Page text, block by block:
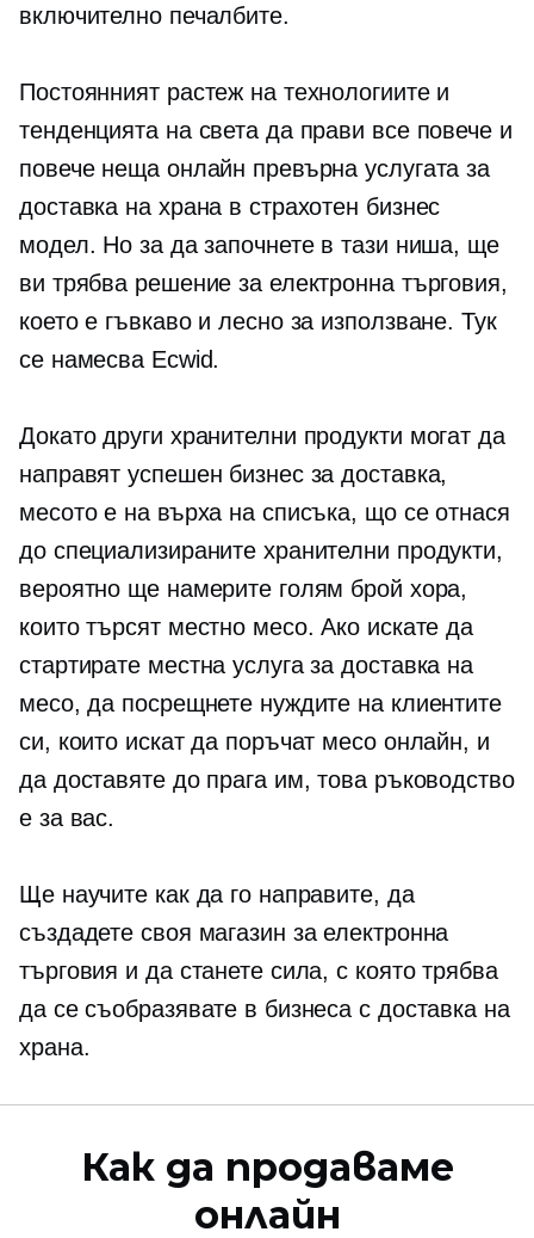
включително печалбите.
Постоянният растеж на технологиите и
тенденцията на света да прави все повече и
повече неща онлайн превърна услугата за
доставка на храна в страхотен бизнес
модел. Но за да започнете в тази ниша, ще
ви трябва решение за електронна търговия,
което е гъвкаво и лесно за използване. Тук
се намесва Ecwid.
Докато други хранителни продукти могат да
направят успешен бизнес за доставка,
месото е на върха на списъка, що се отнася
до специализираните хранителни продукти,
вероятно ще намерите голям брой хора,
които търсят местно месо. Ако искате да
стартирате местна услуга за доставка на
месо, да посрещнете нуждите на клиентите
си, които искат да поръчат месо онлайн, и
да доставяте до прага им, това ръководство
е за вас.
Ще научите как да го направите, да
създадете своя магазин за електронна
търговия и да станете сила, с която трябва
да се съобразявате в бизнеса с доставка на
храна.
Как да продаваме
онлайн